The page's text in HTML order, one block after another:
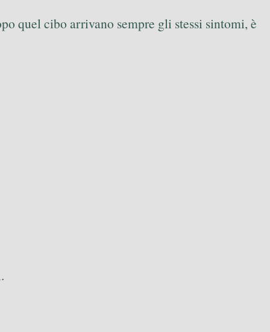
quel cibo arrivano sempre gli stessi sintomi, è